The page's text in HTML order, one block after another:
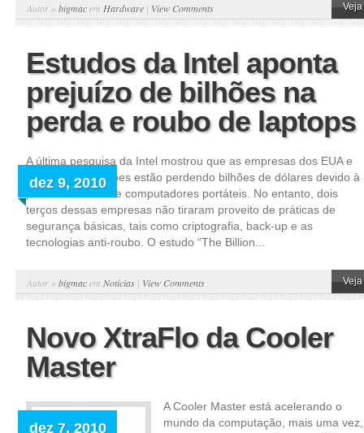
Autor »bigmacem Hardware | View Comments
Estudos da Intel aponta
prejuízo de bilhões na
perda e roubo de laptops
dez 9, 2010
A última pesquisa da Intel mostrou que as empresas dos EUA e
outras organizações estão perdendo bilhões de dólares devido à
perda ou roubo de computadores portáteis. No entanto, dois
terços dessas empresas não tiraram proveito de práticas de
segurança básicas, tais como criptografia, back-up e as
tecnologias anti-roubo. O estudo “The Billion...
Autor »bigmacem Notícias | View Comments
Novo XtraFlo da Cooler
Master
dez 7, 2010
A Cooler Master está acelerando o
mundo da computação, mais uma vez,